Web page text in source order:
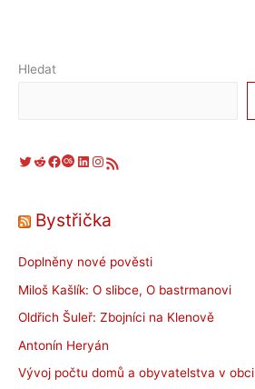
Hledat
Twitter Reddit Facebook Last.fm LinkedIn Instagram RSS zdroj
Bystřička
Doplněny nové pověsti
Miloš Kašlík: O slibce, O bastrmanovi
Oldřich Šuleř: Zbojníci na Klenově
Antonín Heryán
Vývoj počtu domů a obyvatelstva v obci